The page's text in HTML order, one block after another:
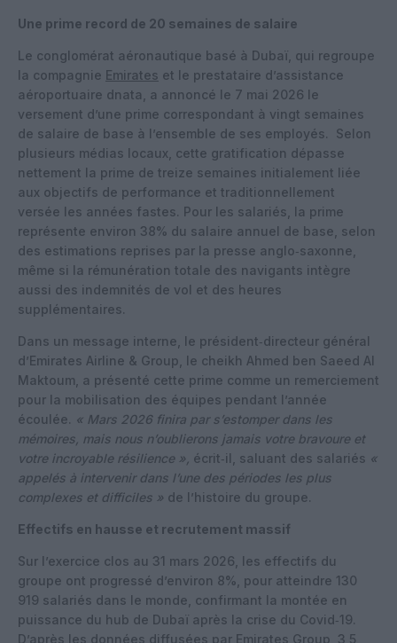
Une prime record de 20 semaines de salaire
Le conglomérat aéronautique basé à Dubaï, qui regroupe
la compagnie Emirates et le prestataire d’assistance
aéroportuaire dnata, a annoncé le 7 mai 2026 le
versement d’une prime correspondant à vingt semaines
de salaire de base à l’ensemble de ses employés.
Selon
plusieurs médias locaux, cette gratification dépasse
nettement la prime de treize semaines initialement liée
aux objectifs de performance et traditionnellement
versée les années fastes. Pour les salariés, la prime
représente environ 38% du salaire annuel de base, selon
des estimations reprises par la presse anglo‑saxonne,
même si la rémunération totale des navigants intègre
aussi des indemnités de vol et des heures
supplémentaires.
Dans un message interne, le président‑directeur général
d’Emirates Airline & Group, le cheikh Ahmed ben Saeed Al
Maktoum, a présenté cette prime comme un remerciement
pour la mobilisation des équipes pendant l’année
écoulée. « Mars 2026 finira par s’estomper dans les
mémoires, mais nous n’oublierons jamais votre bravoure et
votre incroyable résilience », écrit‑il, saluant des salariés «
appelés à intervenir dans l’une des périodes les plus
complexes et difficiles » de l’histoire du groupe.
Effectifs en hausse et recrutement massif
Sur l’exercice clos au 31 mars 2026, les effectifs du
groupe ont progressé d’environ 8%, pour atteindre 130
919 salariés dans le monde, confirmant la montée en
puissance du hub de Dubaï après la crise du Covid‑19.
D’après les données diffusées par Emirates Group, 3,5